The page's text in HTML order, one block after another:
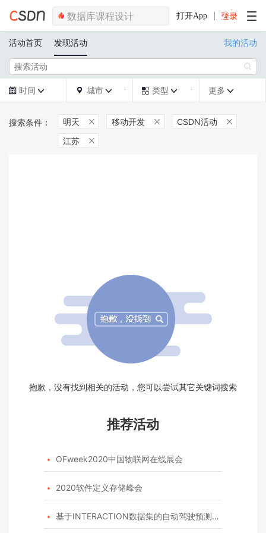
打开App
活动首页 发现活动 我的活动

 时间   城市   类型  更多 
明天  移动开发  CSDN活动 
江苏 
抱歉，没有找到相关的活动，您可以尝试其它关键词搜索
推荐活动
 OFweek2020中国物联网在线展会
 2020软件定义存储峰会
 基于INTERACTION数据集的自动驾驶预测模型挑战赛